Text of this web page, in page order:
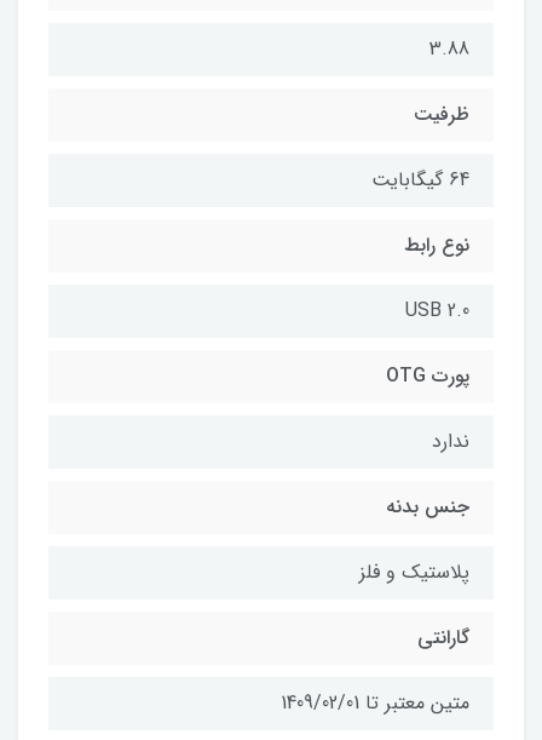
3.88
ظرفیت
64 گیگابایت
نوع رابط
USB 2.0
پورت OTG
ندارد
جنس بدنه
پلاستیک و فلز
گارانتی
متین معتبر تا 1409/02/01